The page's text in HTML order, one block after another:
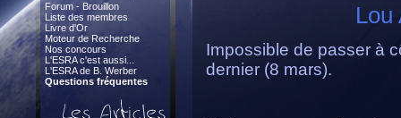
Forum - Brouillon
Liste des membres
Livre d'Or
Moteur de Recherche
Nos concours
L'ESRA c'est aussi...
L'ESRA de B. Werber
Questions fréquentes
Lou
Impossible de passer à
dernier (8 mars).